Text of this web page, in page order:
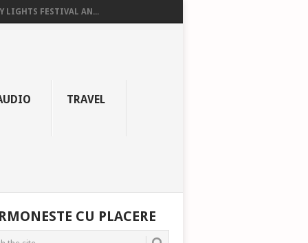
LIGHTS FESTIVAL AN...
TRAVEL
CU PLACERE